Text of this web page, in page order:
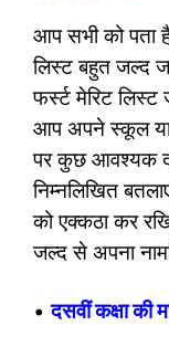
आप सभी को पता है
लिस्ट बहुत जल्द
फर्स्ट मेरिट
आप अपने स्कूल या
पर कुछ आवश्यक
निम्नलिखित
को एक्कठा कर
जल्द से अपना
•दसवीं कक्षा की